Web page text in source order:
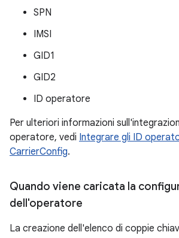
SPN
IMSI
GID1
GID2
ID operatore
Per ulteriori informazioni
operatore, vedi Integrare gli ID
CarrierConfig.
Quando viene caricata la
dell'operatore
La creazione dell'elenco di coppie